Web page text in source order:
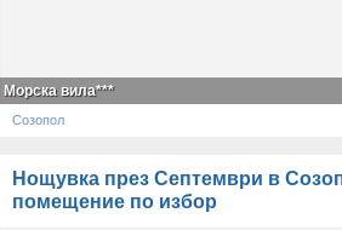
Морска вила***
Созопол
Нощувка през Септември в
помещение по избор